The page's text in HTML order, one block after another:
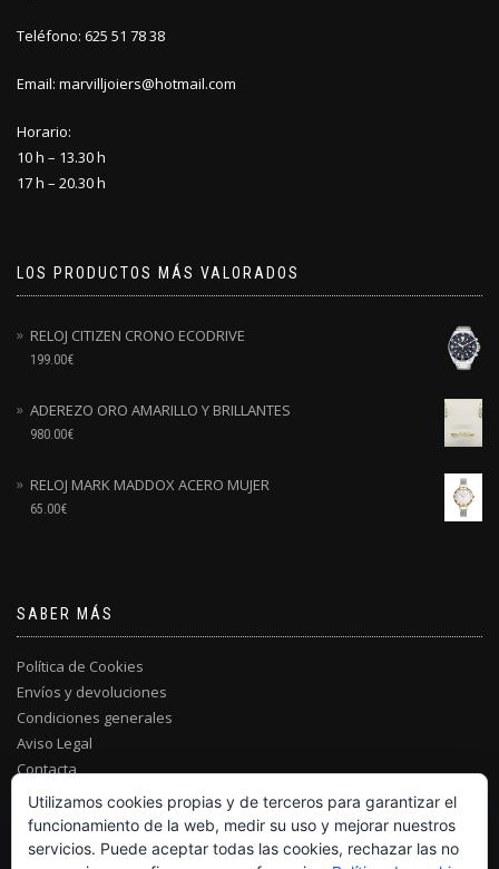
Teléfono: 625 51 78 38
Email: marvilljoiers@hotmail.com
Horario:
10 h – 13.30 h
17 h – 20.30 h
LOS PRODUCTOS MÁS VALORADOS
RELOJ CITIZEN CRONO ECODRIVE
199.00€
ADEREZO ORO AMARILLO Y BRILLANTES
980.00€
RELOJ MARK MADDOX ACERO MUJER
65.00€
SABER MÁS
Política de Cookies
Envíos y devoluciones
Condiciones generales
Aviso Legal
Contacta
Utilizamos cookies propias y de terceros para garantizar el
funcionamiento de la web, medir su uso y mejorar nuestros
servicios. Puede aceptar todas las cookies, rechazar las no